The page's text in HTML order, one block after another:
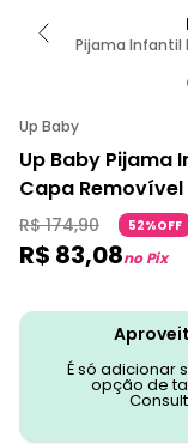
Pijama Infantil
Up Baby
Up Baby Pijama
Capa Removível
R$ 174,90 52%OFF
R$ 83,08no Pix
É só adicionar
opção de